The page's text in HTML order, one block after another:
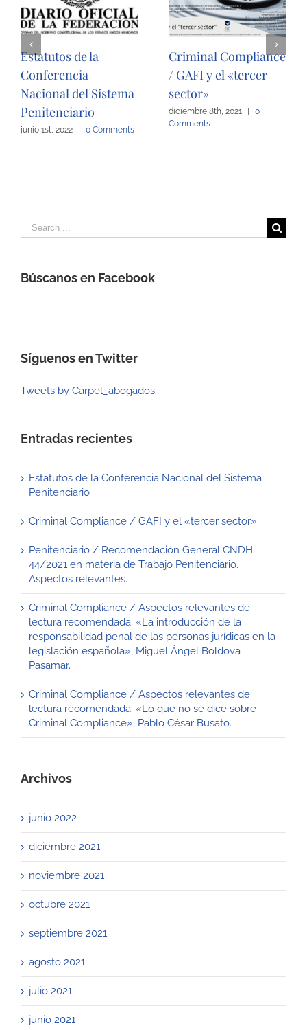
Estatutos de la
Conferencia
Nacional del Sistema
Penitenciario
junio 1st, 2022 | 0 Comments
Criminal Compliance
/ GAFI y el «tercer
sector»
diciembre 8th, 2021 |
0
Comments
Search
for:
Búscanos en Facebook
Síguenos en Twitter
Tweets by Carpel_abogados
Entradas recientes
Estatutos de la Conferencia Nacional del Sistema
Penitenciario
Criminal Compliance / GAFI y el «tercer sector»
Penitenciario / Recomendación General CNDH
44/2021 en materia de Trabajo Penitenciario.
Aspectos relevantes.
Criminal Compliance / Aspectos relevantes de
lectura recomendada: «La introducción de la
responsabilidad penal de las personas jurídicas en la
legislación española», Miguel Ángel Boldova
Pasamar.
Criminal Compliance / Aspectos relevantes de
lectura recomendada: «Lo que no se dice sobre
Criminal Compliance», Pablo César Busato.
Archivos
junio 2022
diciembre 2021
noviembre 2021
octubre 2021
septiembre 2021
agosto 2021
julio 2021
junio 2021